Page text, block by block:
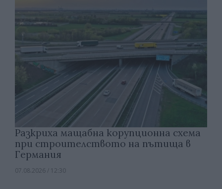
Разкриха мащабна корупционна схема
при строителството на пътища в
Германия
07.08.2026 / 12:30